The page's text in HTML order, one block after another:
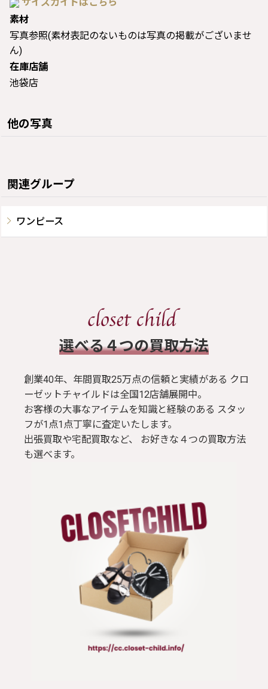
素材
写真参照(素材表記のないものは写真の掲載がございませ
ん)
在庫店舗
池袋店
他の写真
関連グループ
ワンピース
​選べる４つの買取方法
創業40年、年間買取25万点の信頼と実績がある クロ
ーゼットチャイルドは全国12店舗展開中。
お客様の大事なアイテムを知識と経験のある スタッ
フが1点1点丁寧に査定いたします。
出張買取や宅配買取など、 お好きな４つの買取方法
も選べます。